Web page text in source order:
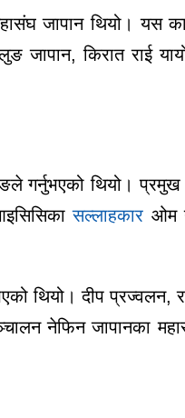
जापान थियो। यस
जापान, किरात राई
गर्नुभएको थियो।
सल्लाहकार ओम
थियो। दीप
नेफिन जापानका